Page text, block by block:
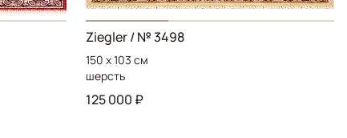
Ziegler / № 3498
150 x 103 см
шерсть
125 000 ₽